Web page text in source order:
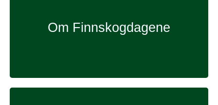
Om Finnskogdagene